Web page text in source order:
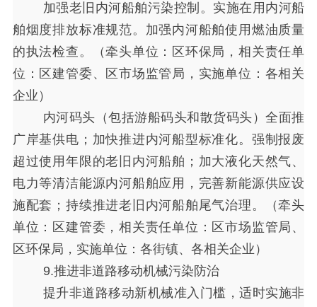
加强老旧内河船舶污染控制。实施在用内河船
舶烟度排放标准规范。加强内河船舶使用燃油质量
的执法检查。（牵头单位：区环保局，相关责任单
位：区建管委、区市场监管局，实施单位：各相关
企业）
内河码头（包括游船码头和散货码头）全面推
广岸基供电；加快推进内河船型标准化。强制报废
超过使用年限的老旧内河船舶；加大液化天然气、
电力等清洁能源内河船舶应用，完善新能源供应设
施配套；持续推进老旧内河船舶尾气治理。（牵头
单位：区建管委，相关责任单位：区市场监管局、
区环保局，实施单位：各街镇、各相关企业）
9.推进非道路移动机械污染防治
提升非道路移动新机械准入门槛，适时实施非